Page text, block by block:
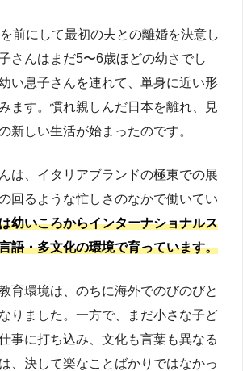
前にして最初の夫との離婚を決意し
さんはまだ5〜6歳ほどの幼さでし
い息子さんを連れて、単身に近い形
ます。慣れ親しんだ日本を離れ、見
新しい生活が始まったのです。
は、イタリアブランドの極東での展
回るような忙しさのなかで働いてい
幼いころからインターナショナルス
語・多文化の環境で育っています。
育環境は、のちに海外でのびのびと
りました。一方で、まだ小さな子ど
事に打ち込み、文化も言葉も異なる
、決して楽なことばかりではなかっ